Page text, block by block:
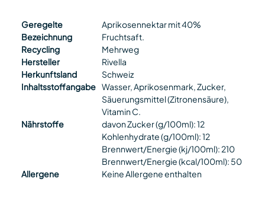
Geregelte
Bezeichnung
Aprikosennektar mit 40%
Fruchtsaft.
Recycling
Mehrweg
Hersteller
Rivella
Herkunftsland
Schweiz
Inhaltsstoffangabe Wasser, Aprikosenmark, Zucker,
Säuerungsmittel (Zitronensäure),
Vitamin C.
Nährstoffe
davon Zucker (g/100ml): 12
Kohlenhydrate (g/100ml): 12
Brennwert/Energie (kj/100ml): 210
Brennwert/Energie (kcal/100ml): 50
Allergene
Keine Allergene enthalten